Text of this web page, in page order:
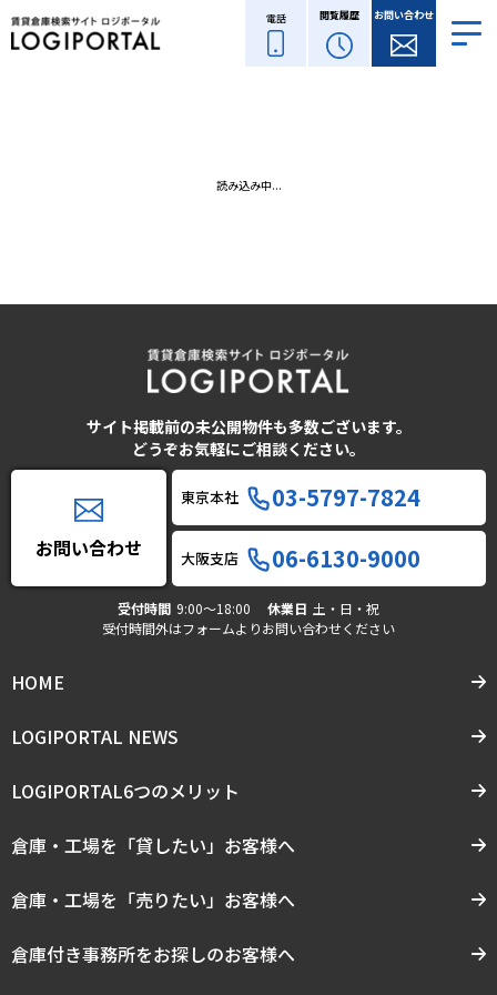
電話 閲覧履歴 お問い合わせ
読み込み中...
サイト掲載前の未公開物件も多数ございます。
どうぞお気軽にご相談ください。
お問い合わせ
東京本社 03-5797-7824
大阪支店 06-6130-9000
受付時間 9:00〜18:00 休業日 土・日・祝
受付時間外はフォームよりお問い合わせください
HOME
LOGIPORTAL NEWS
LOGIPORTAL6つのメリット
倉庫・工場を「貸したい」お客様へ
倉庫・工場を「売りたい」お客様へ
倉庫付き事務所をお探しのお客様へ